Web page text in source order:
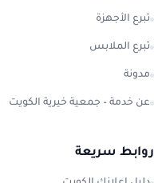
تبرع الأجهزة
تبرع الملابس
مدونة
عن خدمة – جمعية خيرية الكويت
روابط سريعة